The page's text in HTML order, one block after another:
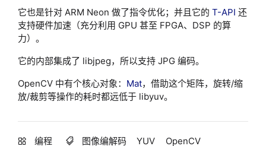
它也是针对 ARM Neon 做了指令优化；并且它的 T-API 还
支持硬件加速（充分利用 GPU 甚至 FPGA、DSP 的算
力）。
它的内部集成了 libjpeg，所以支持 JPG 编码。
OpenCV 中有个核心对象： Mat，借助这个矩阵，旋转/缩
放/裁剪等操作的耗时都远低于 libyuv。
编程 图像编解码 YUV OpenCV